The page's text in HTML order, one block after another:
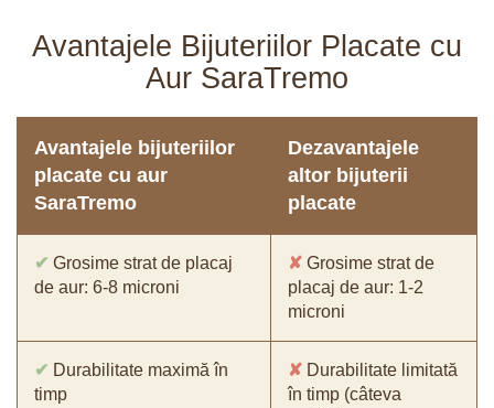
Avantajele Bijuteriilor Placate cu
Aur SaraTremo
Avantajele bijuteriilor
placate cu aur
SaraTremo
Dezavantajele
altor bijuterii
placate
✔ Grosime strat de placaj
de aur: 6-8 microni
✘ Grosime strat de
placaj de aur: 1-2
microni
✔ Durabilitate maximă în
timp
✘ Durabilitate limitată
în timp (câteva